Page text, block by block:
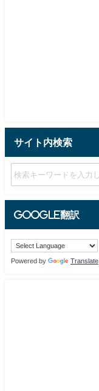
サイト内検索
Google翻訳
Powered by Translate